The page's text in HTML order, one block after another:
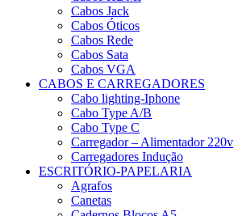
Cabos Jack
Cabos Óticos
Cabos Rede
Cabos Sata
Cabos VGA
CABOS E CARREGADORES
Cabo lighting-Iphone
Cabo Type A/B
Cabo Type C
Carregador – Alimentador 220v
Carregadores Indução
ESCRITÓRIO-PAPELARIA
Agrafos
Canetas